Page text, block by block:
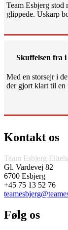
Team Esbjerg stod
glippede. Uskarp
Skuffelsen fra
Med en storsejr i
der gjort klart til en
Kontakt os
Team Esbjerg
Gl. Vardevej 82
6700 Esbjerg
+45 75 13 52 76
Følg os